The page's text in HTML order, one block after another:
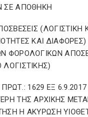
ΣΕ ΑΠΟΘΗΚΗ
(ΛΟΓΙΣΤΙΚΗ
ΚΑΙ
ΦΟΡΟΛΟΓΙΚΩΝ
1629 ΕΞ 6.9.2017
ΤΗΣ ΑΡΧΙΚΗΣ
Η ΑΚΥΡΩΣΗ